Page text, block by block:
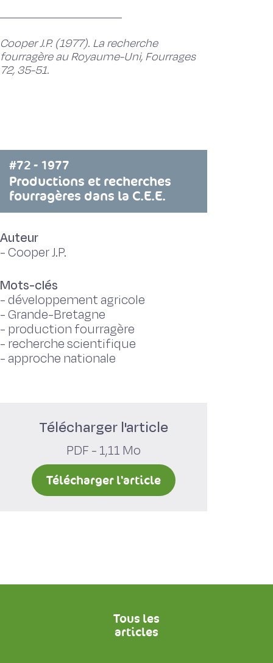
Cooper J.P. (1977). La recherche
fourragère au Royaume-Uni, Fourrages
72, 35-51.
#72 - 1977
Productions et recherches
fourragères dans la C.E.E.
Auteur
-Cooper J.P.
Mots-clés
-développement agricole
-Grande-Bretagne
- production fourragère
- recherche scientifique
- approche nationale
Télécharger l'article
PDF - 1,11 Mo
Télécharger l'article
Tous les
articles